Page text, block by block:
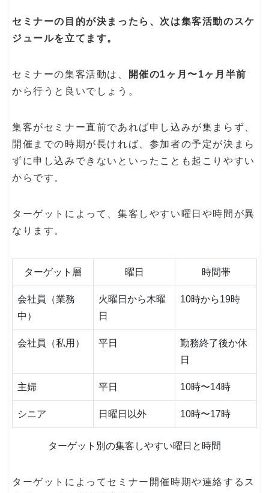
セミナーの目的が決まったら、次は集客活動のスケ
ジュールを立てます。
セミナーの集客活動は、
開催の1ヶ月〜1ヶ月半前
から行うと良いでしょう。
集客がセミナー直前であれば申し込みが集まらず、
開催までの時期が長ければ、参加者の予定が決まら
ずに申し込みできないといったことも起こりやすい
からです。
ターゲットによって、集客しやすい曜日や時間が異
なります。
ターゲット層 曜日 時間帯
会社員（業務
中）
火曜日から木曜
日
10時から19時
会社員（私用） 平日
勤務終了後か休
日
主婦 平日 10時〜14時
シニア 日曜日以外 10時〜17時
ターゲット別の集客しやすい曜日と時間
ターゲットによってセミナー開催時期や連絡するス